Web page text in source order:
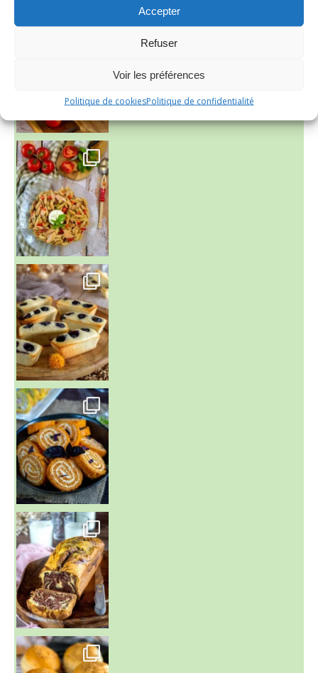
Accepter
Refuser
Voir les préférences
Politique de cookiesPolitique de confidentialité
~ SALADE DE PÂTES AUX DEUX TOMATES THON ET BURRA
~ FINANCIERS MYRTILLES ET CITRON ~
Aujourd'hu
~ BUNS MAISON ~
Un peu de boulange par ici au